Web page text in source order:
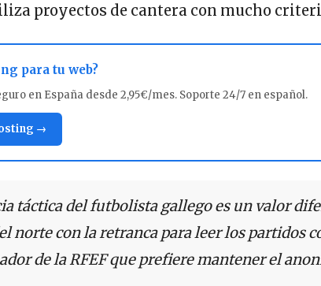
proyectos de cantera con mucho
para tu web?
en España desde 2,95€/mes. Soporte 24/7 en español.
→
táctica del futbolista gallego es un valor
norte con la retranca para leer los partidos
de la RFEF que prefiere mantener el